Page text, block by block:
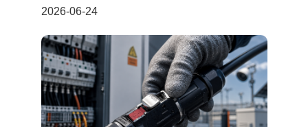
2026-06-24